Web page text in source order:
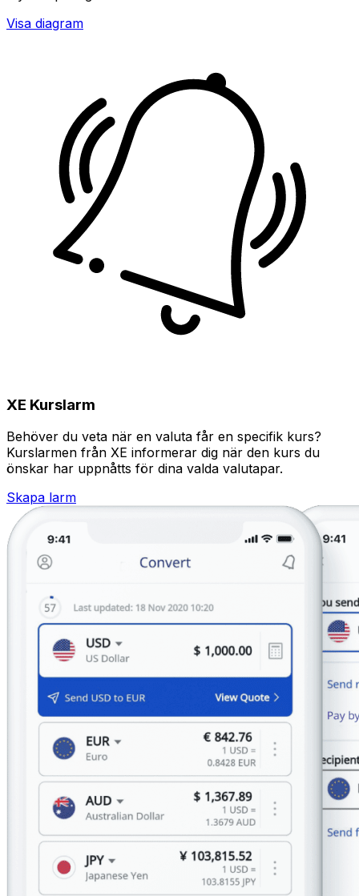
Visa diagram
XE Kurslarm
Behöver du veta när en valuta får en specifik kurs?
Kurslarmen från XE informerar dig när den kurs du
önskar har uppnåtts för dina valda valutapar.
Skapa larm